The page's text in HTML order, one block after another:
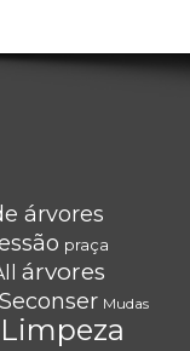
árvores
praça
árvores
Seconser Mudas
Limpeza